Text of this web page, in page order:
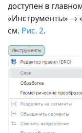
доступен в
«Инструменты» →
см. Рис. 2.